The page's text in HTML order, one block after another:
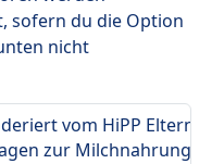
sofern du die Option
nicht